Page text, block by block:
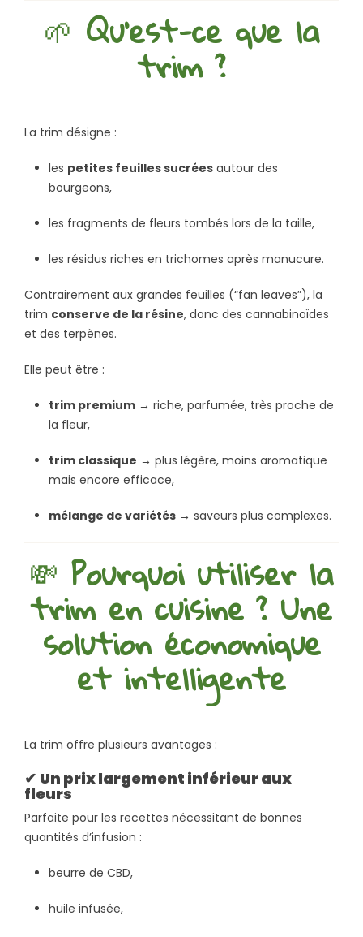
🌱 Qu’est-ce que la
trim ?
La trim désigne :
les petites feuilles sucrées autour des
bourgeons,
les fragments de fleurs tombés lors de la taille,
les résidus riches en trichomes après manucure.
Contrairement aux grandes feuilles (“fan leaves”), la
trim conserve de la résine, donc des cannabinoïdes
et des terpènes.
Elle peut être :
trim premium → riche, parfumée, très proche de
la fleur,
trim classique → plus légère, moins aromatique
mais encore efficace,
mélange de variétés → saveurs plus complexes.
💸 Pourquoi utiliser la
trim en cuisine ? Une
solution économique
et intelligente
La trim offre plusieurs avantages :
✔ Un prix largement inférieur aux
fleurs
Parfaite pour les recettes nécessitant de bonnes
quantités d’infusion :
beurre de CBD,
huile infusée,